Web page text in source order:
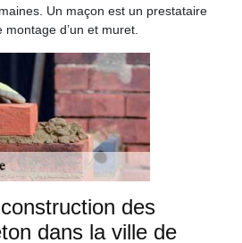
Un maçon est un prestataire
d’un et muret.
des
dans la ville de